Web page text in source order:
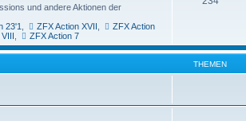
und andere Aktionen der
23'1, ZFX Action XVII ,
ZFX Action
, ZFX Action 7
THEMEN